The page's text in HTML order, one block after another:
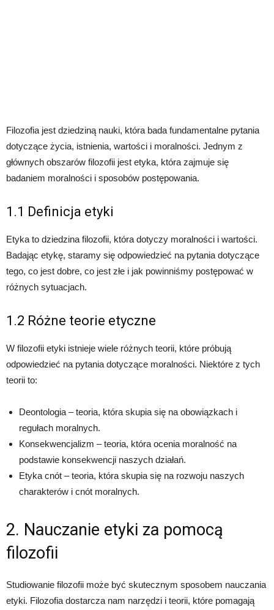
Filozofia jest dziedziną nauki, która bada fundamentalne pytania
dotyczące życia, istnienia, wartości i moralności. Jednym z
głównych obszarów filozofii jest etyka, która zajmuje się
badaniem moralności i sposobów postępowania.
1.1 Definicja etyki
Etyka to dziedzina filozofii, która dotyczy moralności i wartości.
Badając etykę, staramy się odpowiedzieć na pytania dotyczące
tego, co jest dobre, co jest złe i jak powinniśmy postępować w
różnych sytuacjach.
1.2 Różne teorie etyczne
W filozofii etyki istnieje wiele różnych teorii, które próbują
odpowiedzieć na pytania dotyczące moralności. Niektóre z tych
teorii to:
Deontologia – teoria, która skupia się na obowiązkach i
regułach moralnych.
Konsekwencjalizm – teoria, która ocenia moralność na
podstawie konsekwencji naszych działań.
Etyka cnót – teoria, która skupia się na rozwoju naszych
charakterów i cnót moralnych.
2. Nauczanie etyki za pomocą
filozofii
Studiowanie filozofii może być skutecznym sposobem nauczania
etyki. Filozofia dostarcza nam narzędzi i teorii, które pomagają